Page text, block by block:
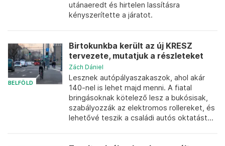
utánaeredt és hirtelen lassításra
kényszerítette a járatot.
BELFÖLD
Birtokunkba került az új KRESZ
tervezete, mutatjuk a részleteket
Zách Dániel
Lesznek autópályaszakaszok, ahol akár
140-nel is lehet majd menni. A fiatal
bringásoknak kötelező lesz a bukósisak,
szabályozzák az elektromos rollereket, és
lehetővé teszik a családi autós oktatást...